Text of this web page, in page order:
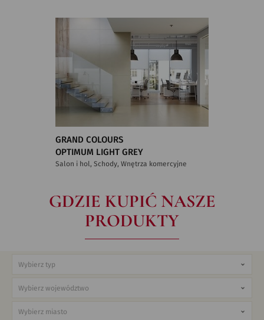
GRAND COLOURS
OPTIMUM LIGHT GREY
Salon i hol, Schody, Wnętrza komercyjne
GDZIE KUPIĆ NASZE
PRODUKTY